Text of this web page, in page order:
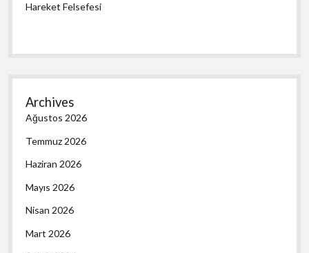
Hareket Felsefesi
Archives
Ağustos 2026
Temmuz 2026
Haziran 2026
Mayıs 2026
Nisan 2026
Mart 2026